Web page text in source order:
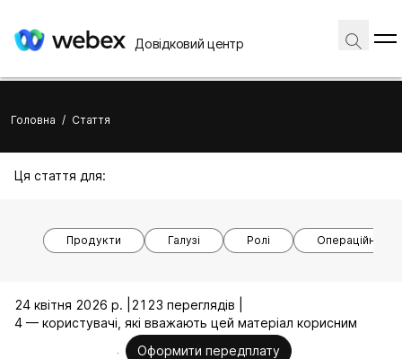
Довідковий центр
Головна / Стаття
Ця стаття для:
Продукти Галузі Ролі Операційні
24 квітня 2026 р. |
2123 переглядів |
4 — користувачі, які вважають цей матеріал корисним
Оформити передплату